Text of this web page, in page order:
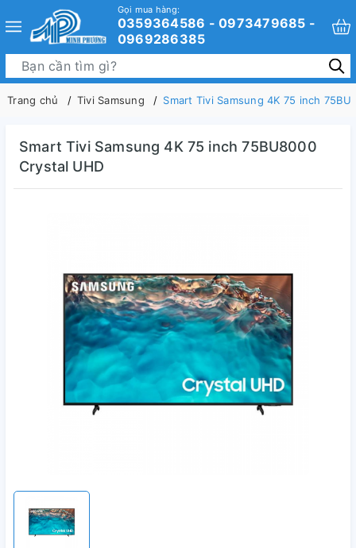
Gọi mua hàng:
0359364586 - 0973479685 -
0969286385
Trang chủ Tivi Samsung Smart Tivi Samsung 4K 75 inch
Smart Tivi Samsung 4K 75 inch 75BU8000
Crystal UHD